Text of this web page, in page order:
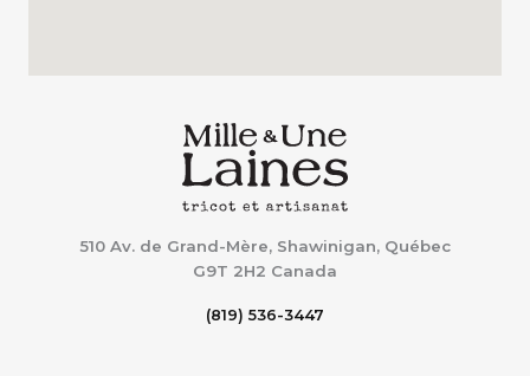
510 Av. de Grand-Mère, Shawinigan, Québec
G9T 2H2 Canada
(819) 536-3447